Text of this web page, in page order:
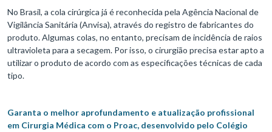
No Brasil, a cola cirúrgica já é reconhecida pela Agência Nacional de
Vigilância Sanitária (Anvisa), através do registro de fabricantes do
produto. Algumas colas, no entanto, precisam de incidência de raios
ultravioleta para a secagem. Por isso, o cirurgião precisa estar apto a
utilizar o produto de acordo com as especificações técnicas de cada
tipo.
Garanta o melhor aprofundamento e atualização profissional
em Cirurgia Médica com o Proac, desenvolvido pelo Colégio